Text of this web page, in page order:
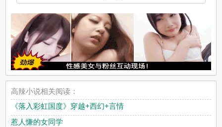
高辣小说相关阅读：
《落入彩虹国度》穿越+西幻+言情
惹人慊的女同学